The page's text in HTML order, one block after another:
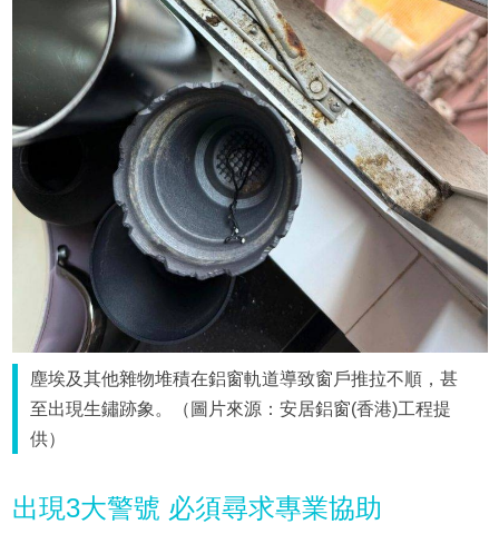
塵埃及其他雜物堆積在鋁窗軌道導致窗戶推拉不順，甚
至出現生鏽跡象。（圖片來源：安居鋁窗(香港)工程提
供）
出現3大警號 必須尋求專業協助